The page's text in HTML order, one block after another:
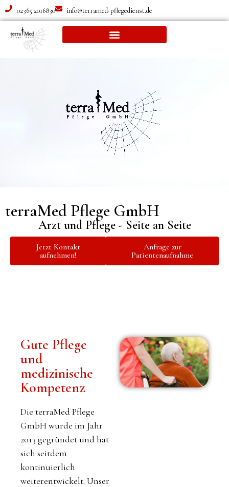
02365 2016830 info@terramed-pflegedienst.de
terraMed Pflege GmbH
Arzt und Pflege - Seite an Seite
Jetzt Kontakt
aufnehmen!
Anfrage zur
Patientenaufnahme
Gute Pflege
und
medizinische
Kompetenz
Die terraMed Pflege
GmbH wurde im Jahr
2013 gegründet und hat
sich seitdem
kontinuierlich
weiterentwickelt. Unser